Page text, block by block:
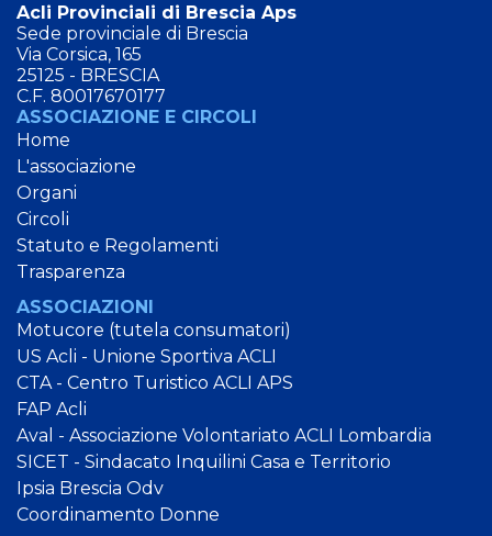
Acli Provinciali di Brescia Aps
Sede provinciale di Brescia
Via Corsica, 165
25125 - BRESCIA
C.F. 80017670177
ASSOCIAZIONE E CIRCOLI
Home
L'associazione
Organi
Circoli
Statuto e Regolamenti
Trasparenza
ASSOCIAZIONI
Motucore (tutela consumatori)
US Acli - Unione Sportiva ACLI
CTA - Centro Turistico ACLI APS
FAP Acli
Aval - Associazione Volontariato ACLI Lombardia
SICET - Sindacato Inquilini Casa e Territorio
Ipsia Brescia Odv
Coordinamento Donne